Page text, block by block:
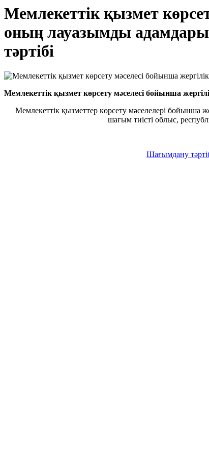
Мемлекеттік қызмет
оның лауазымды
тәртібі
Мемлекеттік қызмет көрсету мәселесі бойынша
Мемлекеттік қызметтер көрсету мәселелері бойынша
шағым тиісті облыс,
Шағымдану